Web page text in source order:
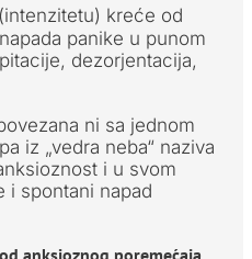
kreće od
panike u punom
dezorjentacija,
ni sa jednom
iz „vedra neba“ naziva
i u svom
i spontani napad